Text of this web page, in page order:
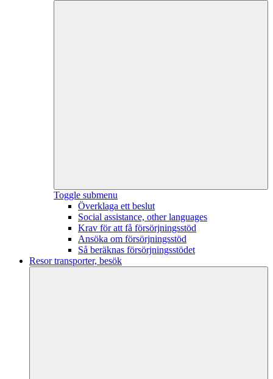
Toggle submenu
Överklaga ett beslut
Social assistance, other languages
Krav för att få försörjningsstöd
Ansöka om försörjningsstöd
Så beräknas försörjningsstödet
Resor transporter, besök